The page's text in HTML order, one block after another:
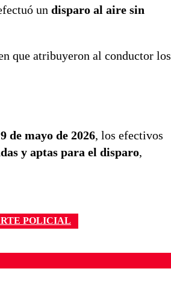
un disparo al aire sin
que atribuyeron al conductor los
de mayo de 2026, los efectivos
y aptas para el disparo,
POLICIAL